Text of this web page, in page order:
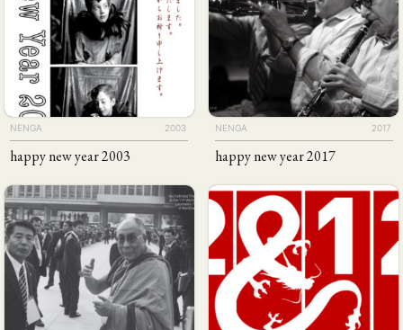
NENGA 2003
happy new year 2003
NENGA 2017
happy new year 2017